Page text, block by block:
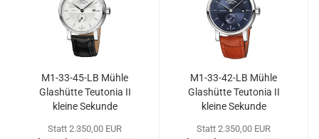
M1-​33-​45-LB Mühle
Glas­hüt­te Teu­to­nia II
klei­ne Se­kun­de
Statt 2.350,00 EUR
M1-​33-​42-LB Mühle
Glas­hüt­te Teu­to­nia II
klei­ne Se­kun­de
Statt 2.350,00 EUR